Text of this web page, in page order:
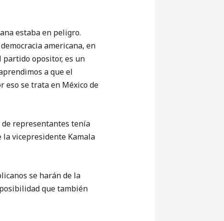
estaba en peligro.
americana, en
partido opositor, es un
a que el
eso se trata en México de
de representantes tenía
la vicepresidente Kamala
se harán de la
que también